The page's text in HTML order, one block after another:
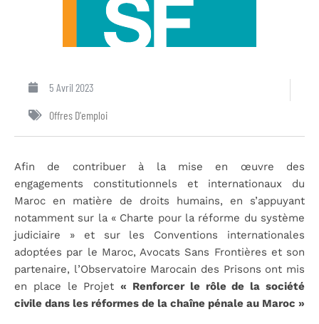
5 Avril 2023
Offres D'emploi
Afin de contribuer à la mise en œuvre des
engagements constitutionnels et internationaux du
Maroc en matière de droits humains, en s’appuyant
notamment sur la « Charte pour la réforme du système
judiciaire » et sur les Conventions internationales
adoptées par le Maroc, Avocats Sans Frontières et son
partenaire, l’Observatoire Marocain des Prisons ont mis
en place le Projet« Renforcer le rôle de la société
civile dans les réformes de la chaîne pénale au Maroc »